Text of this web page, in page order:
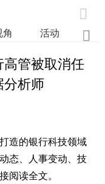

角 活动 业

高管被取消任
析师
造的银行科技领域
态、人事变动、技
阅读全文。